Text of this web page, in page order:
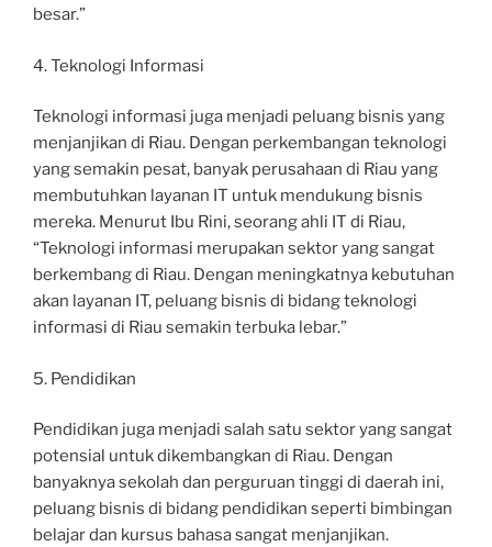
besar.”
4. Teknologi Informasi
Teknologi informasi juga menjadi peluang bisnis yang
menjanjikan di Riau. Dengan perkembangan teknologi
yang semakin pesat, banyak perusahaan di Riau yang
membutuhkan layanan IT untuk mendukung bisnis
mereka. Menurut Ibu Rini, seorang ahli IT di Riau,
“Teknologi informasi merupakan sektor yang sangat
berkembang di Riau. Dengan meningkatnya kebutuhan
akan layanan IT, peluang bisnis di bidang teknologi
informasi di Riau semakin terbuka lebar.”
5. Pendidikan
Pendidikan juga menjadi salah satu sektor yang sangat
potensial untuk dikembangkan di Riau. Dengan
banyaknya sekolah dan perguruan tinggi di daerah ini,
peluang bisnis di bidang pendidikan seperti bimbingan
belajar dan kursus bahasa sangat menjanjikan.